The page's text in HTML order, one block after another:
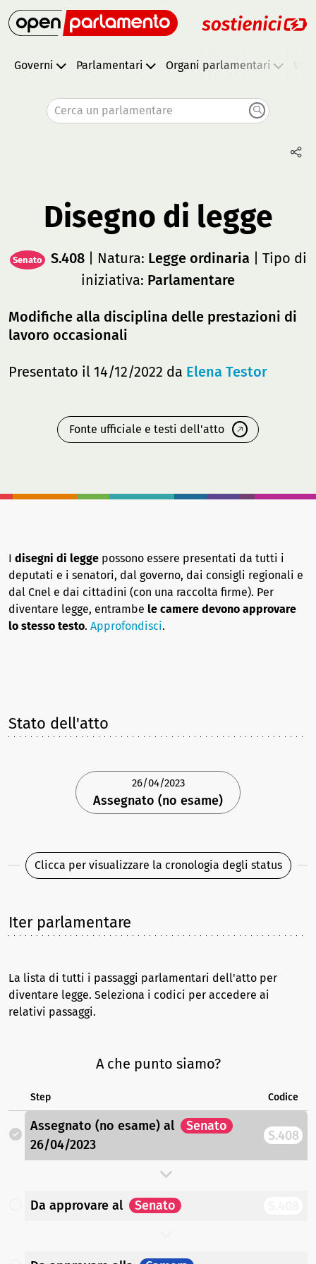
Governi Parlamentari Organi parlamentari
Cerca un parlamentare
Disegno di legge
Senato S.408| Natura: Legge ordinaria | Tipo di
iniziativa: Parlamentare
Modifiche alla disciplina delle prestazioni di
lavoro occasionali
Presentato il 14/12/2022 da Elena Testor
Fonte ufficiale e testi dell'atto
I disegni di legge possono essere presentati da tutti i
deputati e i senatori, dal governo, dai consigli regionali e
dal Cnel e dai cittadini (con una raccolta firme). Per
diventare legge, entrambe le camere devono approvare
lo stesso testo. Approfondisci.
Stato dell'atto
26/04/2023
Assegnato (no esame)
Clicca per visualizzare la cronologia degli status
Iter parlamentare
La lista di tutti i passaggi parlamentari dell'atto per
diventare legge. Seleziona i codici per accedere ai
relativi passaggi.
A che punto siamo?
Step Codice
Assegnato (no esame) al
Senato
26/04/2023
S.408
Da approvare al Senato